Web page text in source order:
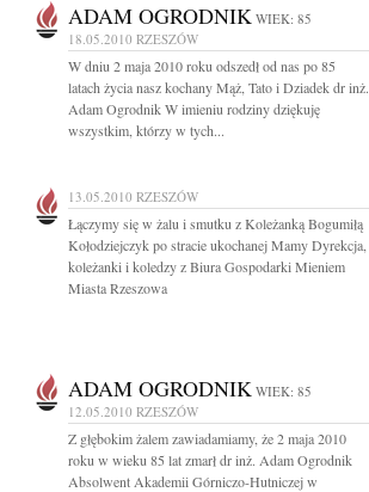
ADAM OGRODNIK WIEK: 85
18.05.2010 RZESZÓW
W dniu 2 maja 2010 roku odszedł od nas po 85
latach życia nasz kochany Mąż, Tato i Dziadek dr inż.
Adam Ogrodnik W imieniu rodziny dziękuję
wszystkim, którzy w tych...
13.05.2010 RZESZÓW
Łączymy się w żalu i smutku z Koleżanką Bogumiłą
Kołodziejczyk po stracie ukochanej Mamy Dyrekcja,
koleżanki i koledzy z Biura Gospodarki Mieniem
Miasta Rzeszowa
ADAM OGRODNIK WIEK: 85
12.05.2010 RZESZÓW
Z głębokim żalem zawiadamiamy, że 2 maja 2010
roku w wieku 85 lat zmarł dr inż. Adam Ogrodnik
Absolwent Akademii Górniczo-Hutniczej w